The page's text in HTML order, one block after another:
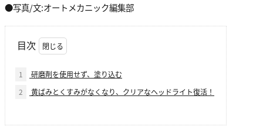
●写真/文:オートメカニック編集部
目次
1
研磨剤を使用せず、塗り込む
2
黄ばみとくすみがなくなり、クリアなヘッドライト復活！